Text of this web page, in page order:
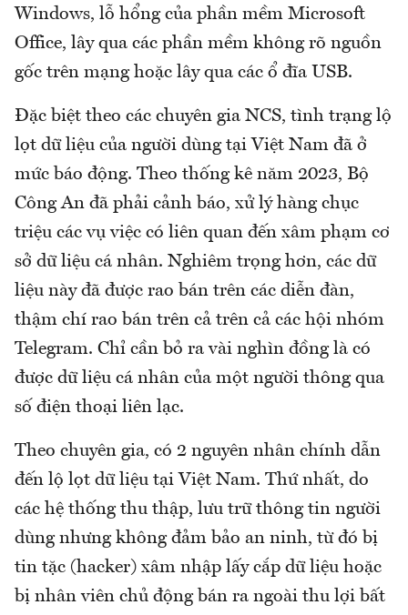
Windows, lỗ hổng của phần mềm Microsoft
Office, lây qua các phần mềm không rõ nguồn
gốc trên mạng hoặc lây qua các ổ đĩa USB.
Đặc biệt theo các chuyên gia NCS, tình trạng lộ
lọt dữ liệu của người dùng tại Việt Nam đã ở
mức báo động. Theo thống kê năm 2023, Bộ
Công An đã phải cảnh báo, xử lý hàng chục
triệu các vụ việc có liên quan đến xâm phạm cơ
sở dữ liệu cá nhân. Nghiêm trọng hơn, các dữ
liệu này đã được rao bán trên các diễn đàn,
thậm chí rao bán trên cả trên cả các hội nhóm
Telegram. Chỉ cần bỏ ra vài nghìn đồng là có
được dữ liệu cá nhân của một người thông qua
số điện thoại liên lạc.
Theo chuyên gia, có 2 nguyên nhân chính dẫn
đến lộ lọt dữ liệu tại Việt Nam. Thứ nhất, do
các hệ thống thu thập, lưu trữ thông tin người
dùng nhưng không đảm bảo an ninh, từ đó bị
tin tặc (hacker) xâm nhập lấy cắp dữ liệu hoặc
bị nhân viên chủ động bán ra ngoài thu lợi bất